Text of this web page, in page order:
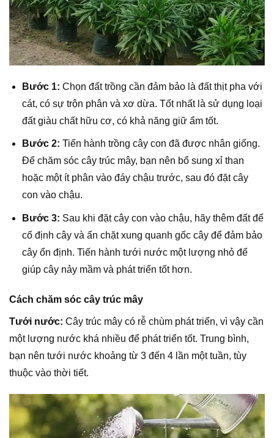
Bước 1: Chọn đất trồng cần đảm bảo là đất thịt pha với
cát, có sự trộn phân và xơ dừa. Tốt nhất là sử dụng loại
đất giàu chất hữu cơ, có khả năng giữ ẩm tốt.
Bước 2: Tiến hành trồng cây con đã được nhân giống.
Để chăm sóc cây trúc mây, bạn nên bổ sung xỉ than
hoặc một ít phân vào đáy chậu trước, sau đó đặt cây
con vào chậu.
Bước 3: Sau khi đặt cây con vào chậu, hãy thêm đất để
cố định cây và ấn chặt xung quanh gốc cây để đảm bảo
cây ổn định. Tiến hành tưới nước một lượng nhỏ để
giúp cây nảy mầm và phát triển tốt hơn.
Cách chăm sóc cây trúc mây
Tưới nước: Cây trúc mây có rễ chùm phát triển, vì vậy cần
một lượng nước khá nhiều để phát triển tốt. Trung bình,
bạn nên tưới nước khoảng từ 3 đến 4 lần một tuần, tùy
thuộc vào thời tiết.